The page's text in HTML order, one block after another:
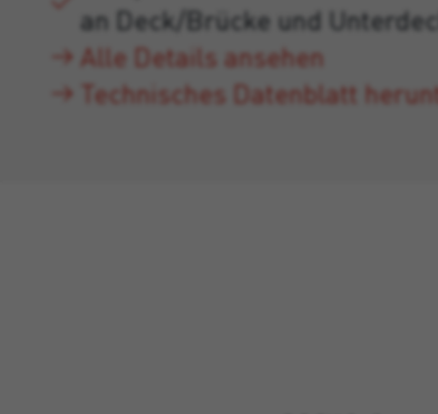
an Deck/Brücke und
Alle Details ansehen
Technisches Datenblatt